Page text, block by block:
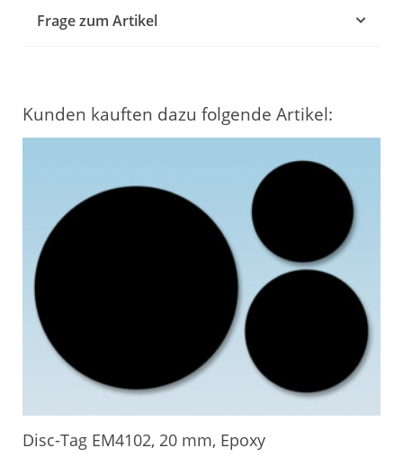
Frage zum Artikel
Kunden kauften dazu folgende Artikel:
Disc-Tag EM4102, 20 mm, Epoxy